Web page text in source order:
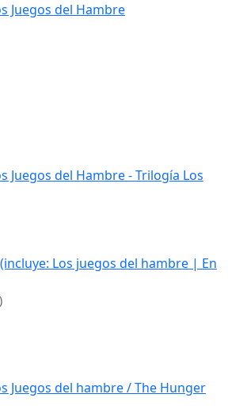
Juegos del Hambre
Juegos del Hambre - Trilogía Los
Los juegos del hambre | En
Juegos del hambre / The Hunger